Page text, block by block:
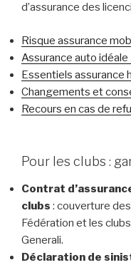
d’assurance des
Risque assurance
Assurance auto
Essentiels assurance
Changements et
Recours en cas de
Pour les clubs :
Contrat
clubs : couverture
Fédération et les
Generali.
Déclaration de